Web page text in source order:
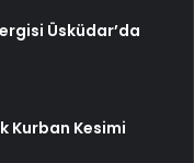
Üsküdar’da
Kurban Kesimi